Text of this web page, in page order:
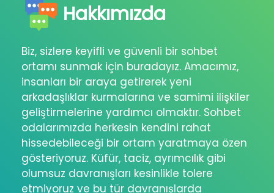
Hakkımızda
Biz, sizlere keyifli ve güvenli bir sohbet
ortamı sunmak için buradayız. Amacımız,
insanları bir araya getirerek yeni
arkadaşlıklar kurmalarına ve samimi ilişkiler
geliştirmelerine yardımcı olmaktır. Sohbet
odalarımızda herkesin kendini rahat
hissedebileceği bir ortam yaratmaya özen
gösteriyoruz. Küfür, taciz, ayrımcılık gibi
olumsuz davranışları kesinlikle tolere
etmiyoruz ve bu tür davranışlarda